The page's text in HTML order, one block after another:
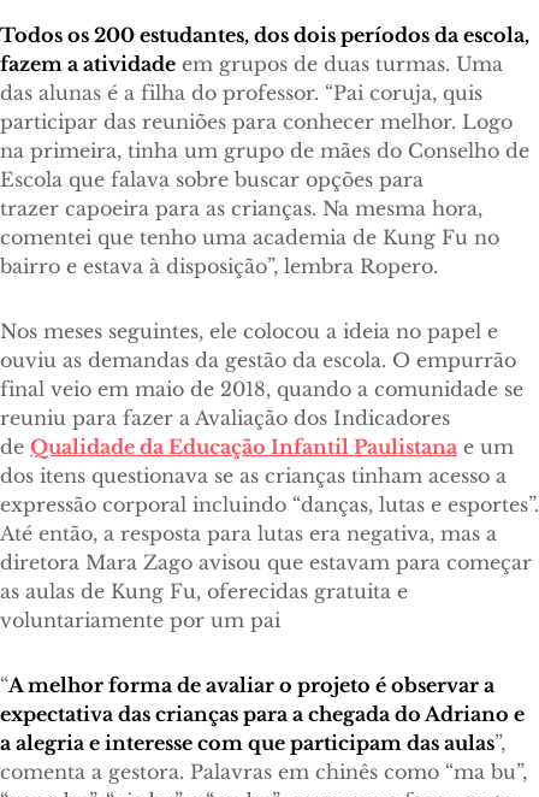
Todos os 200 estudantes, dos dois períodos da escola,
fazem a atividade em grupos de duas turmas. Uma
das alunas é a filha do professor. “Pai coruja, quis
participar das reuniões para conhecer melhor. Logo
na primeira, tinha um grupo de mães do Conselho de
Escola que falava sobre buscar opções para
trazer capoeira para as crianças. Na mesma hora,
comentei que tenho uma academia de Kung Fu no
bairro e estava à disposição”, lembra Ropero.
Nos meses seguintes, ele colocou a ideia no papel e
ouviu as demandas da gestão da escola. O empurrão
final veio em maio de 2018, quando a comunidade se
reuniu para fazer a Avaliação dos Indicadores
de Qualidade da Educação Infantil Paulistana e um
dos itens questionava se as crianças tinham acesso a
expressão corporal incluindo “danças, lutas e esportes”.
Até então, a resposta para lutas era negativa, mas a
diretora Mara Zago avisou que estavam para começar
as aulas de Kung Fu, oferecidas gratuita e
voluntariamente por um pai
“A melhor forma de avaliar o projeto é observar a
expectativa das crianças para a chegada do Adriano e
a alegria e interesse com que participam das aulas”,
comenta a gestora. Palavras em chinês como “ma bu”,